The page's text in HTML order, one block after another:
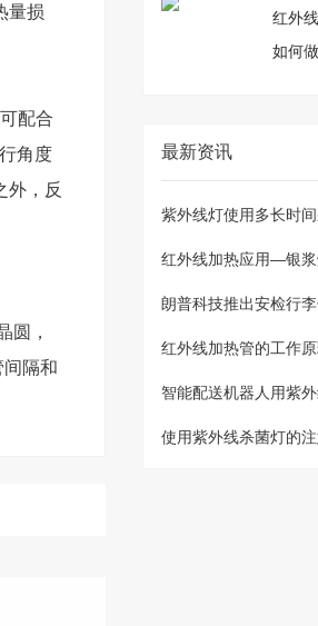
量损
配合
角度
外，反
圆，
隔和
红外
如何
最新资讯
红外线加热应用—银
红外线加热管的工作
使用紫外线杀菌灯的